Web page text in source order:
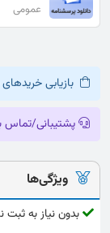
عمومی
بازیابی
پشتیبانی/تماس
ویژگی‌ها
بدون نیاز به ثبت